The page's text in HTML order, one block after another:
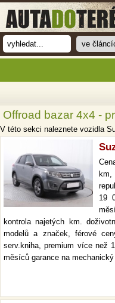
Offroad bazar 4x4 -
V této sekci naleznete vozidla
19
kontrola najetých km.
modelů a značek, férové
serv.kniha, premium více než
měsíců garance na